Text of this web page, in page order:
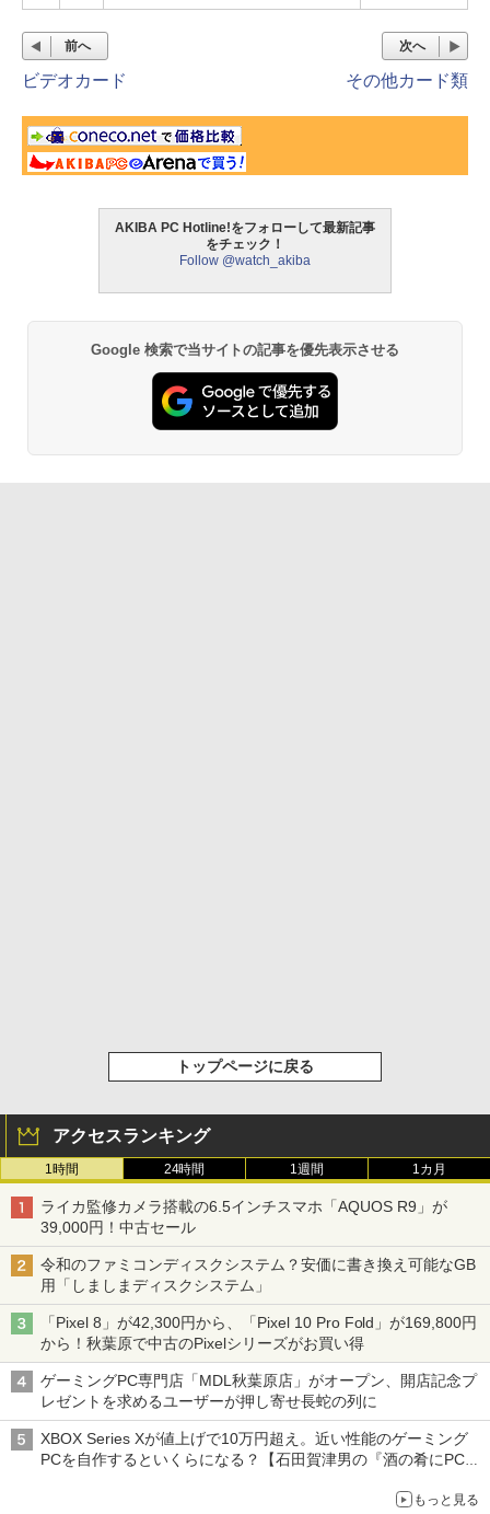
前へ
ビデオカード
次へ
その他カード類
AKIBA PC Hotline!をフォローして最新記事
をチェック！
Follow @watch_akiba
Google 検索で当サイトの記事を優先表示させる
トップページに戻る
アクセスランキング
1時間 24時間 1週間 1カ月
ライカ監修カメラ搭載の6.5インチスマホ「AQUOS R9」が
39,000円！中古セール
令和のファミコンディスクシステム？安価に書き換え可能なGB
用「しましまディスクシステム」
「Pixel 8」が42,300円から、「Pixel 10 Pro Fold」が169,800円
から！秋葉原で中古のPixelシリーズがお買い得
ゲーミングPC専門店「MDL秋葉原店」がオープン、開店記念プ
レゼントを求めるユーザーが押し寄せ長蛇の列に
XBOX Series Xが値上げで10万円超え。近い性能のゲーミング
PCを自作するといくらになる？【石田賀津男の『酒の肴にPCゲ
もっと見る